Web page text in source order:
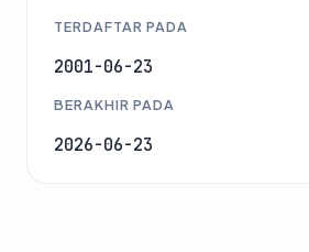
TERDAFTAR PADA
2001-06-23
BERAKHIR PADA
2026-06-23